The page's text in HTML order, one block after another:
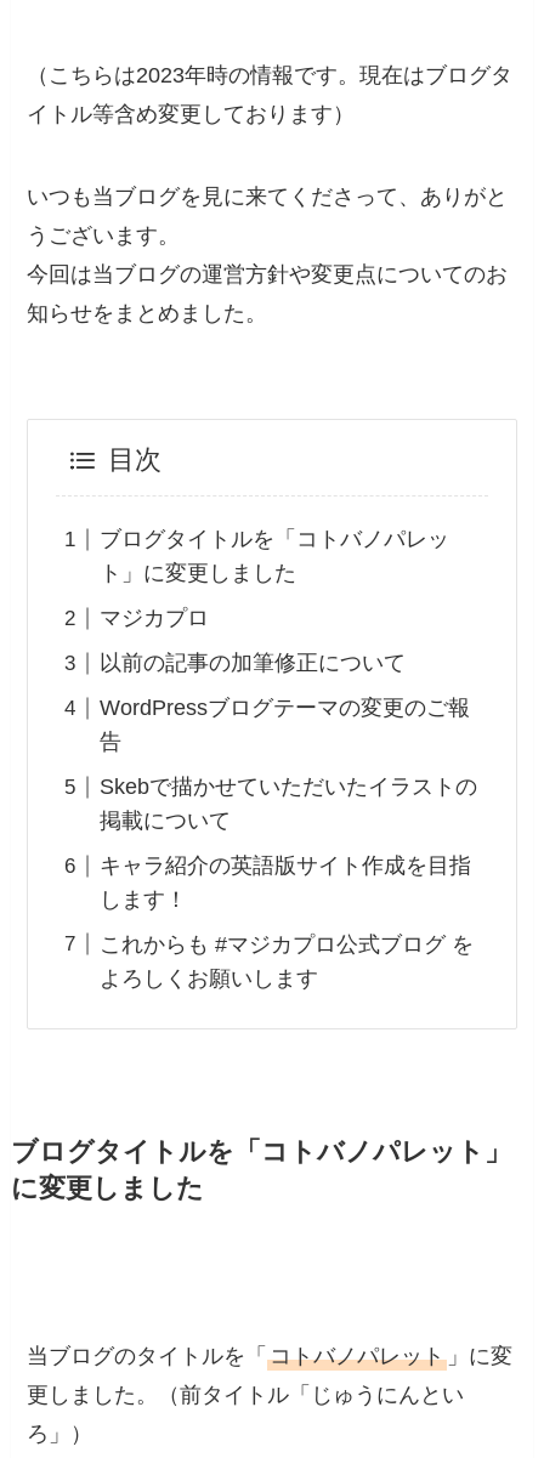
（こちらは2023年時の情報です。現在はブログタ
イトル等含め変更しております）
いつも当ブログを見に来てくださって、ありがと
うございます。
今回は当ブログの運営方針や変更点についてのお
知らせをまとめました。
目次
ブログタイトルを「コトバノパレッ
ト」に変更しました
マジカプロ
以前の記事の加筆修正について
WordPressブログテーマの変更のご報
告
Skebで描かせていただいたイラストの
掲載について
キャラ紹介の英語版サイト作成を目指
します！
これからも #マジカプロ公式ブログ を
よろしくお願いします
ブログタイトルを「コトバノパレット」
に変更しました
当ブログのタイトルを「コトバノパレット 」に変
更しました。（前タイトル「じゅうにんとい
ろ」）